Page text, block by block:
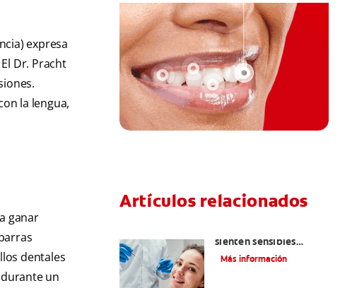
expresa
Dr. Pracht
la lengua,
ganar
dentales
un
Artículos relacionados
sienten sensibles
después de una
Más información